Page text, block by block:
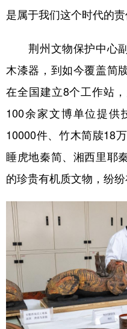
是属于我们这个时代的责
荆州文物保护中心副
木漆器，到如今覆盖简
在全国建立8个工作站
100余家文博单位提供
10000件、竹木简牍18
睡虎地秦简、湘西里耶
的珍贵有机质文物，纷纷